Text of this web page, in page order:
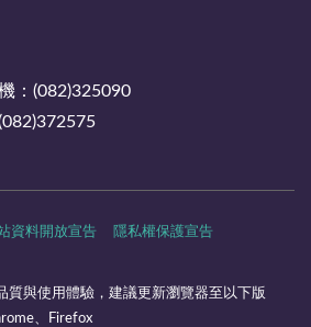
：(082)325090
資料開放宣告 隱私權保護宣告
質與使用體驗，建議更新瀏覽器至以下版
、Firefox